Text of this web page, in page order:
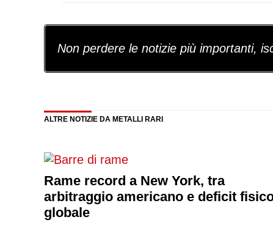
Non perdere le notizie più importanti,
ALTRE NOTIZIE DA METALLI RARI
Rame record a New York, tra
arbitraggio americano e deficit
globale